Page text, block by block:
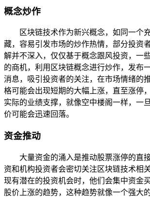
概念炒作
区块链技术作为新兴概念，如同一个
藏，容易引发市场的炒作热情，部分投资
解并不深入，仅仅基于概念跟风投资，一
的商机，利用区块链概念进行炒作，发布
消息，吸引投资者的关注，在市场情绪的
格可能会出现短期的大幅上涨，直至涨停
实际的业绩支撑，就像空中楼阁一样，一
价可能会迅速回落。
资金推动
大量资金的涌入是推动股票涨停的直
资和机构投资者会密切关注区块链技术相
现有潜在的投资机会时，他们会集中资金
股价上涨的趋势，这种趋势就像一个强大